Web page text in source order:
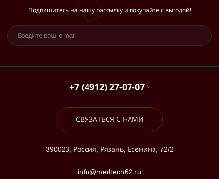
Подпишитесь на нашу рассылку и покупайте с выгодой!
+7 (4912) 27-07-07
СВЯЗАТЬСЯ С НАМИ
390023, Россия, Рязань, Есенина, 72/2
info@medtech62.ru